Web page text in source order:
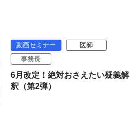
動画セミナー
医師
事務長
6月改定！絶対おさえたい疑義解
釈（第2弾）